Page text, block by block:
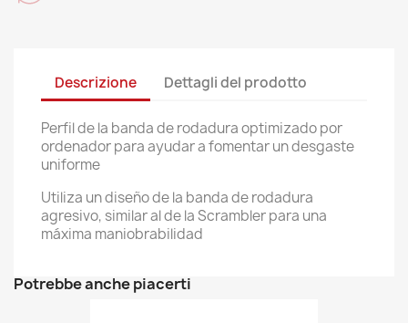
Descrizione Dettagli del prodotto
Perfil de la banda de rodadura optimizado por
ordenador para ayudar a fomentar un desgaste
uniforme
Utiliza un diseño de la banda de rodadura
agresivo, similar al de la Scrambler para una
máxima maniobrabilidad
Potrebbe anche piacerti